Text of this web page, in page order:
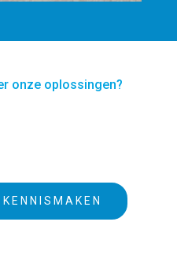
onze oplossingen?